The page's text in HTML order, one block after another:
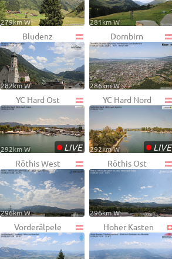
279km W 281km W
Bludenz
282km W
Dornbirn
286km W
YC Hard Ost
•LIVE
292km W
YC Hard Nord
•LIVE
292km W
Röthis West
296km W
Röthis Ost
296km W
Vorderälpele Hoher Kasten